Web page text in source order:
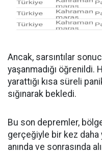
Ancak, sarsıntılar
yaşanmadığı öğrenildi.
yarattığı kısa süreli
sığınarak bekledi.
Bu son depremler,
gerçeğiyle bir kez
anında ve sonrasında